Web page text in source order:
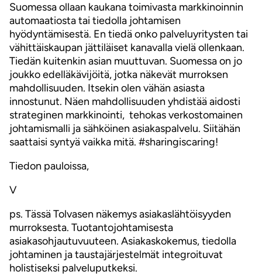
Suomessa ollaan kaukana toimivasta markkinoinnin
automaatiosta tai tiedolla johtamisen
hyödyntämisestä. En tiedä onko palveluyritysten tai
vähittäiskaupan jättiläiset kanavalla vielä ollenkaan.
Tiedän kuitenkin asian muuttuvan. Suomessa on jo
joukko edelläkävijöitä, jotka näkevät murroksen
mahdollisuuden. Itsekin olen vähän asiasta
innostunut. Näen mahdollisuuden yhdistää aidosti
strateginen markkinointi, tehokas verkostomainen
johtamismalli ja sähköinen asiakaspalvelu. Siitähän
saattaisi syntyä vaikka mitä. #sharingiscaring!
Tiedon pauloissa,
V
ps. Tässä Tolvasen näkemys asiakaslähtöisyyden
murroksesta. Tuotantojohtamisesta
asiakasohjautuvuuteen. Asiakaskokemus, tiedolla
johtaminen ja taustajärjestelmät integroituvat
holistiseksi palveluputkeksi.